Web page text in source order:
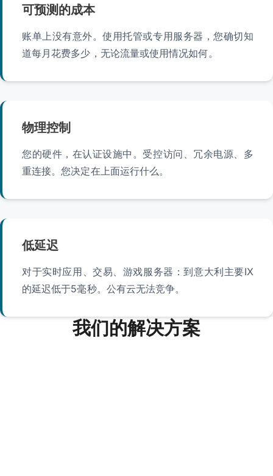
可预测的成本
账单上没有意外。使用托管或专用服务器，您确切知
道每月花费多少，无论流量或使用情况如何。
物理控制
您的硬件，在认证设施中。受控访问、冗余电源、多
重连接。您决定在上面运行什么。
低延迟
对于实时应用、交易、游戏服务器：到意大利主要IX
的延迟低于5毫秒。公有云无法竞争。
我们的解决方案